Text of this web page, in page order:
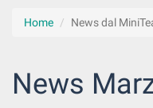
Home News dal
News